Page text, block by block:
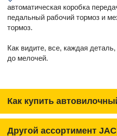
автоматическая коробка
педальный рабочий тормоз и
тормоз.
Как видите, все, каждая
до мелочей.
Как купить
Другой ассортимент JAC